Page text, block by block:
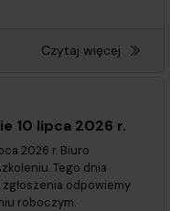
Czytaj więcej
10 lipca 2026 r.
2026 r. Biuro
Tego dnia
odpowiemy
roboczym.